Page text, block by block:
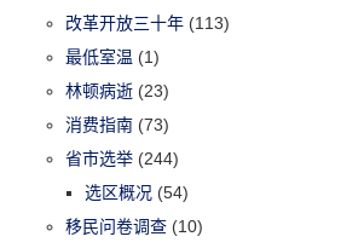
改革开放三十年 (113)
最低室温 (1)
林顿病逝 (23)
消费指南 (73)
省市选举 (244)
选区概况 (54)
移民问卷调查 (10)